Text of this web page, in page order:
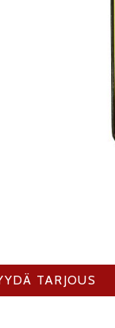
TARJOUS